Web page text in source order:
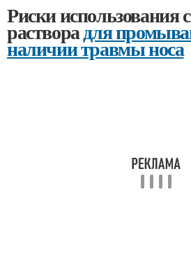
Риски использования
растворадля
наличии травмы носа